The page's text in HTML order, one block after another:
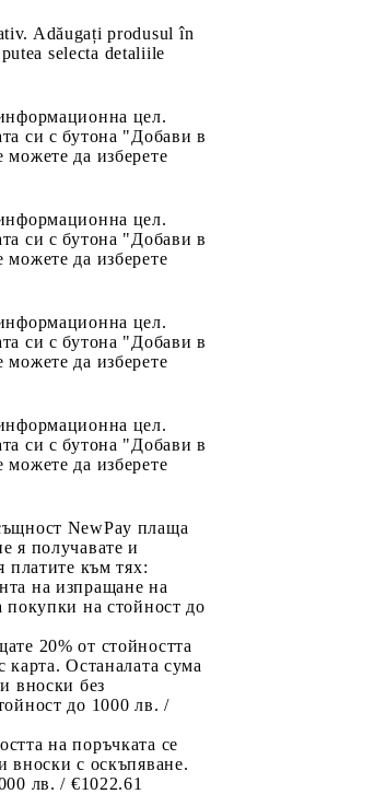
Adăugați produsul în
selecta detaliile
цел.
си с бутона "Добави в
да изберете
цел.
си с бутона "Добави в
да изберете
цел.
си с бутона "Добави в
да изберете
цел.
си с бутона "Добави в
да изберете
NewPay плаща
я получавате и
платите към тях:
на изпращане на
покупки на стойност до
20% от стойността
Останалата сума
вноски без
до 1000 лв. /
на поръчката се
вноски с оскъпяване.
лв. / €1022.61